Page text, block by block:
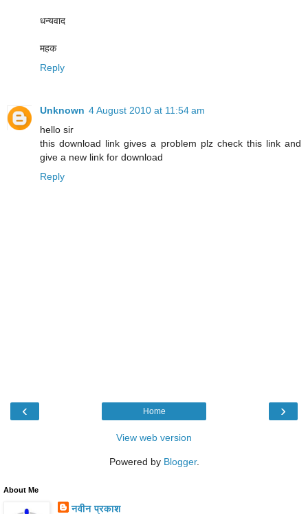
धन्यवाद
महक
Reply
Unknown 4 August 2010 at 11:54 am
hello sir
this download link gives a problem plz check this link and
give a new link for download
Reply
‹ ›
Home
View web version
Powered by Blogger.
About Me
नवीन प्रकाश